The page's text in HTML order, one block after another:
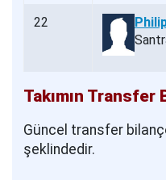
22
Takımın Transfer
Güncel transfer
şeklindedir.